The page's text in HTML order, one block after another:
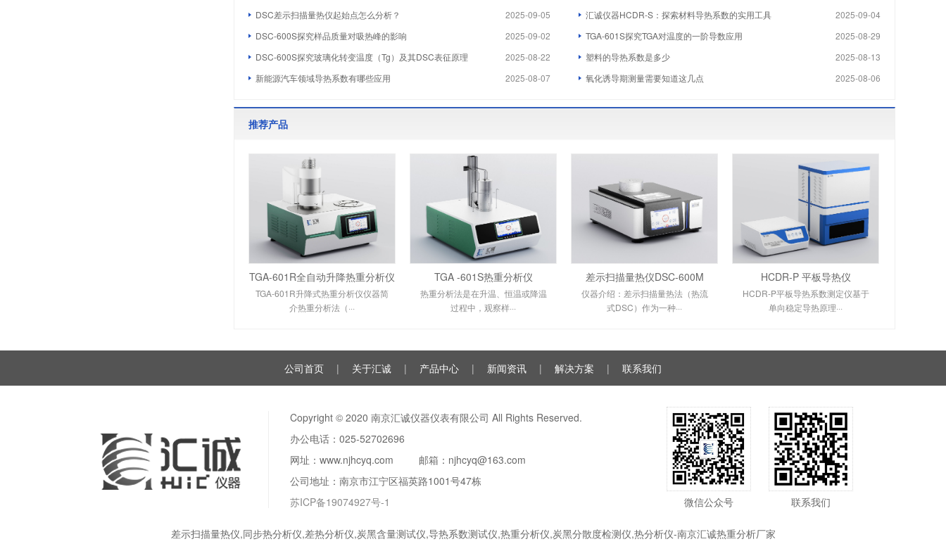
2025-09-05
DSC差示扫描量热仪起始点怎么分析？ 2025-09-04
汇诚仪器HCDR-S：探索材料导热系数的实用工具
2025-09-02
DSC-600S探究样品质量对吸热峰的影响 2025-08-29
TGA-601S探究TGA对温度的一阶导数应用
2025-08-22
DSC-600S探究玻璃化转变温度（Tg）及其DSC表征原理 2025-08-13
塑料的导热系数是多少
2025-08-07
新能源汽车领域导热系数有哪些应用 2025-08-06
氧化诱导期测量需要知道这几点
推荐产品
TGA-601R全自动升降热重分析仪
TGA-601R升降式热重分析仪仪器简
介热重分析法（···
TGA -601S热重分析仪
热重分析法是在升温、恒温或降温
过程中，观察样···
差示扫描量热仪DSC-600M
仪器介绍：差示扫描量热法（热流
式DSC）作为一种···
HCDR-P 平板导热仪
HCDR-P平板导热系数测定仪基于
单向稳定导热原理···
公司首页 | 关于汇诚 | 产品中心 | 新闻资讯 | 解决方案 | 联系我们
Copyright © 2020 南京汇诚仪器仪表有限公司 All Rights Reserved.
办公电话：025-52702696
网址：www.njhcyq.com 邮箱：njhcyq@163.com
公司地址：南京市江宁区福英路1001号47栋
苏ICP备19074927号-1
微信公众号 联系我们
差示扫描量热仪,同步热分析仪,差热分析仪,炭黑含量测试仪,导热系数测试仪,热重分析仪,炭黑分散度检测仪,热分析仪-南京汇诚热重分析厂家